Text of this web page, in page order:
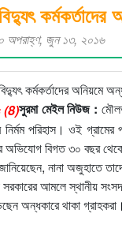
অপরাহ্ণ, জুন ১৩, ২০১৬
সুরমা মেইল নিউজ :
পরিহাস। ওই
বিগত ৩০ বছর থেকে
নানা অজুহাতে
সরকারের আমলে স্থানীয়
অন্ধকারে থাকা গ্রাহকরা।